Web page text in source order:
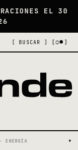
EL 30
[ BUSCAR ] [○●]
ENERGÍA